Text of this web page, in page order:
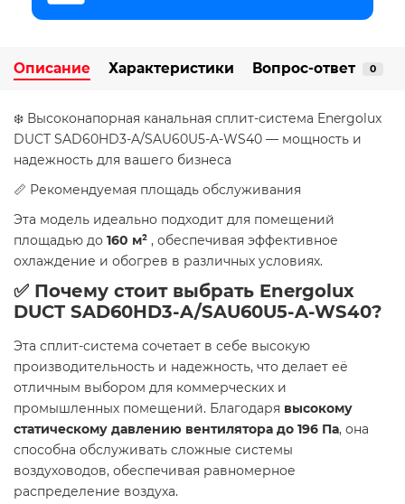
Описание Характеристики Вопрос-ответ 0
❄️ Высоконапорная канальная сплит-система Energolux
DUCT SAD60HD3-A/SAU60U5-A-WS40 — мощность и
надежность для вашего бизнеса
📏 Рекомендуемая площадь обслуживания
Эта модель идеально подходит для помещений
площадью до 160 м² , обеспечивая эффективное
охлаждение и обогрев в различных условиях.
✅ Почему стоит выбрать Energolux
DUCT SAD60HD3-A/SAU60U5-A-WS40?
Эта сплит-система сочетает в себе высокую
производительность и надежность, что делает её
отличным выбором для коммерческих и
промышленных помещений. Благодаря высокому
статическому давлению вентилятора до 196 Па, она
способна обслуживать сложные системы
воздуховодов, обеспечивая равномерное
распределение воздуха.